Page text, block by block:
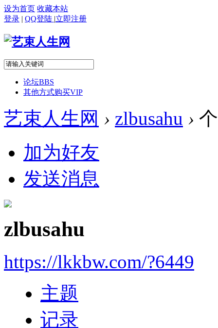
设为首页 收藏本站
登录 | QQ登陆 |立即注册
论坛BBS
其他方式购买VIP
艺束人生网 › zlbusahu ›
加为好友
发送消息
zlbusahu
https://lkkbw.com/?6449
主题
记录